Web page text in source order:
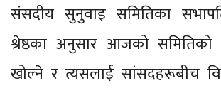
संसदीय सुनुवाइ समितिका
श्रेष्ठका अनुसार आजको
खोल्ने र त्यसलाई सांसदहरूबीच